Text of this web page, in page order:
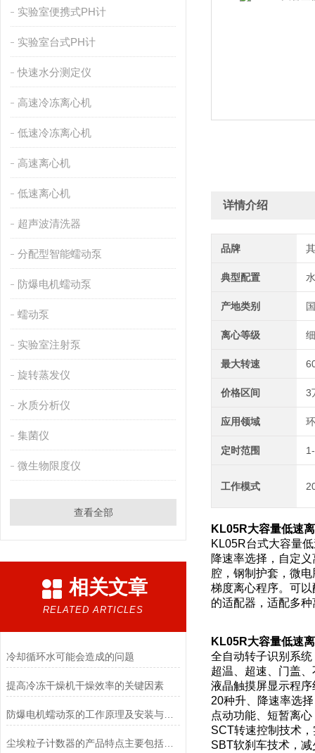
实验室便携式PH计
实验室台式PH计
快速水分测定仪
高速冷冻离心机
低速冷冻离心机
高速离心机
低速离心机
超声波清洗器
分配型智能蠕动泵
防爆电机蠕动泵
蠕动泵
实验室注射泵
旋转蒸发仪
水质分析仪
集菌仪
微生物限度仪
查看全部
相关文章
RELATED ARTICLES
冷却循环水可能会造成的问题
提高冷冻干燥机干燥效率的关键因素
防爆电机蠕动泵的工作原理及安装与配管
尘埃粒子计数器的产品特点主要包括哪些？
详情介绍
品牌
典型配置
产地类别
离心等级
最大转速
价格区间 3
应用领域
定时范围
工作模式
KL05R大容量低速
KL05R台式大容量
降速率选择，自定
腔，钢制护套，微
梯度离心程序。可
的适配器，适配多
KL05R大容量低速
全自动转子识别系
超温、超速、门盖
液晶触摸屏显示程
20种升、降速率选
点动功能、短暂离
SCT转速控制技术
SBT软刹车技术，